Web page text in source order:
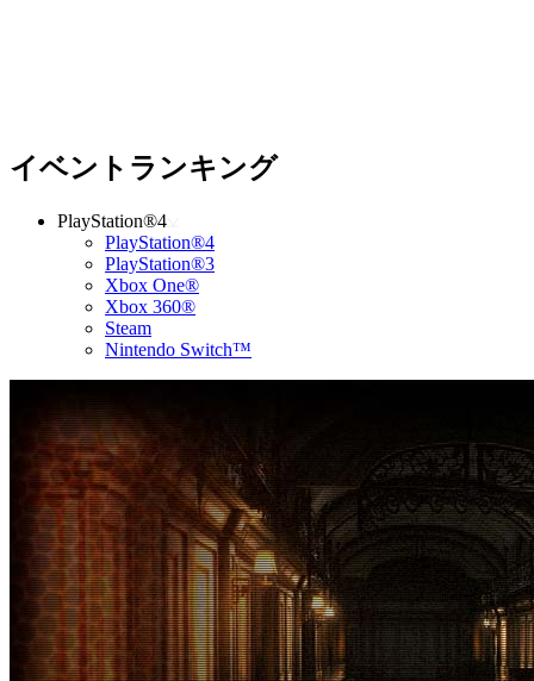
イベントランキング
PlayStation®4
PlayStation®4
PlayStation®3
Xbox One®
Xbox 360®
Steam
Nintendo Switch™